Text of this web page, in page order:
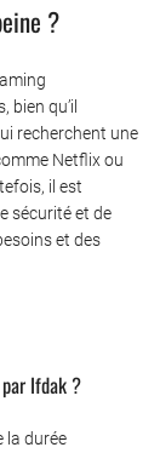
?
qu’il
recherchent une
Netflix ou
il est
sécurité et de
et des
Ifdak ?
la durée